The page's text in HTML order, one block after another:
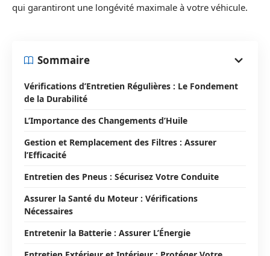
qui garantiront une longévité maximale à votre véhicule.
Sommaire
Vérifications d’Entretien Régulières : Le Fondement
de la Durabilité
L’Importance des Changements d’Huile
Gestion et Remplacement des Filtres : Assurer
l’Efficacité
Entretien des Pneus : Sécurisez Votre Conduite
Assurer la Santé du Moteur : Vérifications
Nécessaires
Entretenir la Batterie : Assurer L’Énergie